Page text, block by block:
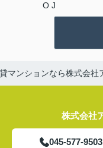
O J
マンションなら株式会社
株式会社
045-577-9503